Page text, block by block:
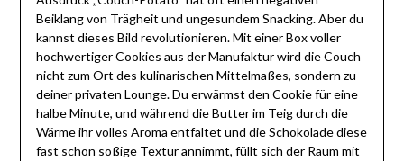
Beiklang von Trägheit und ungesundem Snacking. Aber du
kannst dieses Bild revolutionieren. Mit einer Box voller
hochwertiger Cookies aus der Manufaktur wird die Couch
nicht zum Ort des kulinarischen Mittelmaßes, sondern zu
deiner privaten Lounge. Du erwärmst den Cookie für eine
halbe Minute, und während die Butter im Teig durch die
Wärme ihr volles Aroma entfaltet und die Schokolade diese
fast schon soßige Textur annimmt, füllt sich der Raum mit